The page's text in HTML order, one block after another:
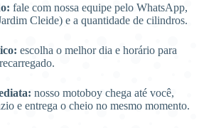
fale com nossa equipe pelo WhatsApp,
Cleide) e a quantidade de cilindros.
escolha o melhor dia e horário para
nosso motoboy chega até você,
e entrega o cheio no mesmo momento.